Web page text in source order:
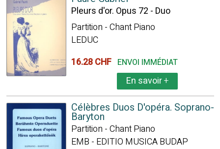
Pleurs d'or. Opus 72 - Duo
Partition - Chant Piano
LEDUC
16.28 CHF ENVOI IMMÉDIAT
En savoir+
Célèbres Duos D'opéra. Soprano-
Baryton
Partition - Chant Piano
EMB - EDITIO MUSICA BUDAP